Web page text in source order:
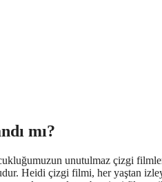
mı?
unutulmaz çizgi
Heidi çizgi filmi, her yaştan